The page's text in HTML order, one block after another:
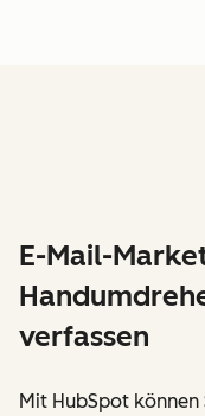
E-Mail-
verfassen
Mit HubSpot können